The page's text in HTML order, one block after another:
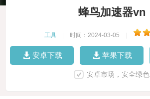
蜂鸟加速器vn
工具 时间：2024-03-05
安卓下载 苹果下载
安卓市场，安全绿色